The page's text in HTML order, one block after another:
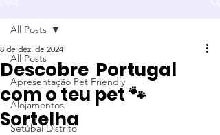
All Posts
Apresentação Pet Friendly
Alojamentos
Setúbal Distrito
All Posts
Descobre Portugal
com o teu pet 🐾
Sortelha
8 de dez. de 2024